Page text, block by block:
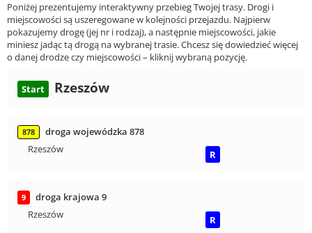
Poniżej prezentujemy interaktywny przebieg Twojej trasy. Drogi i
miejscowości są uszeregowane w kolejności przejazdu. Najpierw
pokazujemy drogę (jej nr i rodzaj), a następnie miejscowości, jakie
miniesz jadąc tą drogą na wybranej trasie. Chcesz się dowiedzieć więcej
o danej drodze czy miejscowości – kliknij wybraną pozycję.
Start Rzeszów
878
droga wojewódzka 878
Rzeszów
R
9
droga krajowa 9
Rzeszów
R